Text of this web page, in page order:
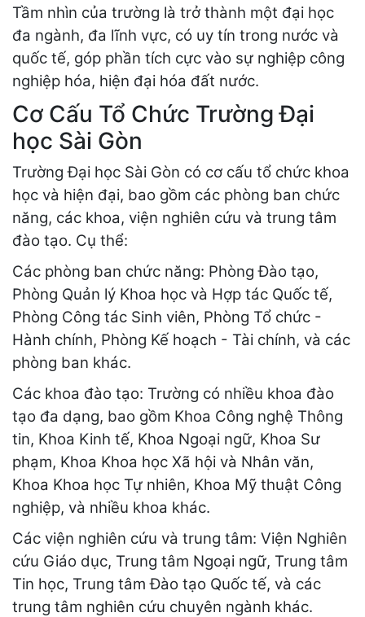
Tầm nhìn của trường là trở thành một đại học
đa ngành, đa lĩnh vực, có uy tín trong nước và
quốc tế, góp phần tích cực vào sự nghiệp công
nghiệp hóa, hiện đại hóa đất nước.
Cơ Cấu Tổ Chức Trường Đại
học Sài Gòn
Trường Đại học Sài Gòn có cơ cấu tổ chức khoa
học và hiện đại, bao gồm các phòng ban chức
năng, các khoa, viện nghiên cứu và trung tâm
đào tạo. Cụ thể:
Các phòng ban chức năng: Phòng Đào tạo,
Phòng Quản lý Khoa học và Hợp tác Quốc tế,
Phòng Công tác Sinh viên, Phòng Tổ chức -
Hành chính, Phòng Kế hoạch - Tài chính, và các
phòng ban khác.
Các khoa đào tạo: Trường có nhiều khoa đào
tạo đa dạng, bao gồm Khoa Công nghệ Thông
tin, Khoa Kinh tế, Khoa Ngoại ngữ, Khoa Sư
phạm, Khoa Khoa học Xã hội và Nhân văn,
Khoa Khoa học Tự nhiên, Khoa Mỹ thuật Công
nghiệp, và nhiều khoa khác.
Các viện nghiên cứu và trung tâm: Viện Nghiên
cứu Giáo dục, Trung tâm Ngoại ngữ, Trung tâm
Tin học, Trung tâm Đào tạo Quốc tế, và các
trung tâm nghiên cứu chuyên ngành khác.